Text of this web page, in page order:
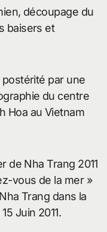
découpage du
baisers et
par une
du centre
Hoa au Vietnam
de Nha Trang 2011
vous de la mer »
Trang dans la
Juin 2011.